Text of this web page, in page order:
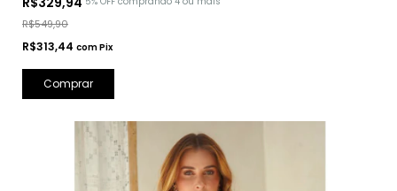
R$549,90
R$313,44 comPix
Comprar